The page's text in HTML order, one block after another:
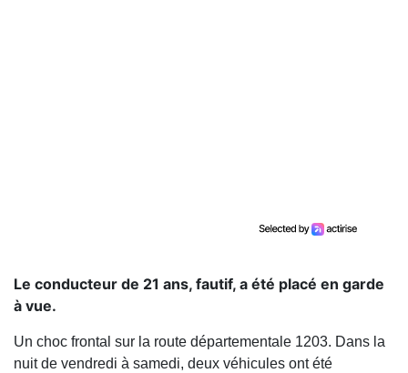
Le conducteur de 21 ans, fautif, a été placé en garde
à vue.
Un choc frontal sur la route départementale 1203. Dans la
nuit de vendredi à samedi, deux véhicules ont été